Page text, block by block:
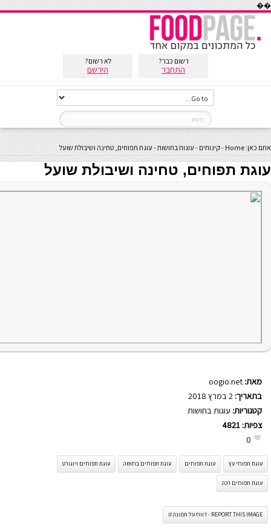
��
רשום כבר?
התחבר
לא רשום?
הירשם
אתם כאן: Home
-קינוחים - עוגות בחושות- עוגת תפוחים, טחינה ושיבולת שועל
עוגת תפוחים, טחינה ושיבולת שועל
מאת: oogio.net
בתאריך:
קטגוריות: עוגות בחושות
צפיות: 4821
0
עוגת תפוחי עץ עוגת תפוחים עוגת תפוחים בחושה עוגת תפוחים ויוגורט
עוגת תפוחים רכה
REPORT THIS IMAGE - דווח על תמונה זו